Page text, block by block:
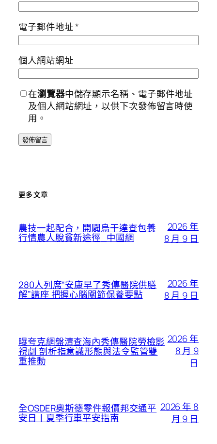
電子郵件地址*
個人網站網址
在瀏覽器中儲存顯示名稱、電子郵件地址
及個人網站網址，以供下次發佈留言時使
用。
更多文章
農技一起配合，開闢烏干達查包養
行情農人脫貧新途徑_中國網
2026 年
8 月 9 日
280人列席“安康早了秀傳醫院供膳
解”講座 把握心腦關節保養要點
2026 年
8 月 9 日
曝夸克網盤清查海內秀傳醫院勞檢影
視劇 剖析指意識形態與法令監管雙
重推動
2026 年
8 月 9
日
全OSDER奧斯德零件報價邦交通平
安日丨夏季行車平安指南
2026 年 8
月 9 日